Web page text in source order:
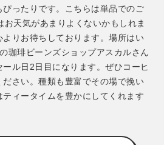
ったりです。こちらは単品でのご
お天気があまりよくないかもしれま
りお待ちしております。場所はい
珈琲ビーンズショップアスカルさん
ル日2日目になります。ぜひコーヒ
さい。種類も豊富でその場で挽い
ィータイムを豊かにしてくれます